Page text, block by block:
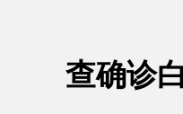
查确诊